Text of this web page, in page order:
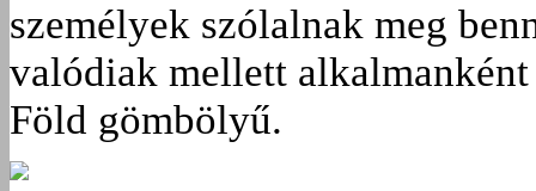
személyek szólalnak meg
valódiak mellett
Föld gömbölyű.